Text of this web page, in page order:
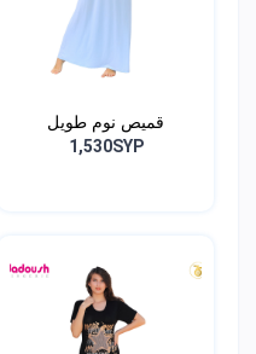
قميص نوم طويل
1,530SYP